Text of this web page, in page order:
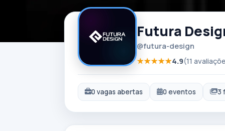
Todas as empresas
Futura
@futura-design
★★★★★4.9(11
0 vagas abertas 0 eventos 3